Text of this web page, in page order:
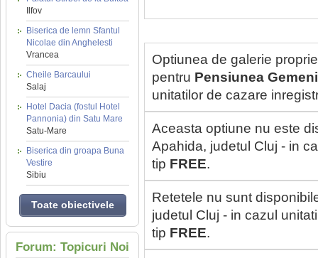
Ilfov
Biserica de lemn Sfantul
Nicolae din Anghelesti
Vrancea
Cheile Barcaului
Salaj
Hotel Dacia (fostul Hotel
Pannonia) din Satu Mare
Satu-Mare
Biserica din groapa Buna
Vestire
Sibiu
Toate obiectivele
Forum: Topicuri Noi
Optiunea de galerie
pentru Pensiunea
unitatilor de cazare
Aceasta optiune nu este
Apahida, judetul Cluj - in
tip FREE.
Retetele nu sunt
judetul Cluj - in cazul
tip FREE.